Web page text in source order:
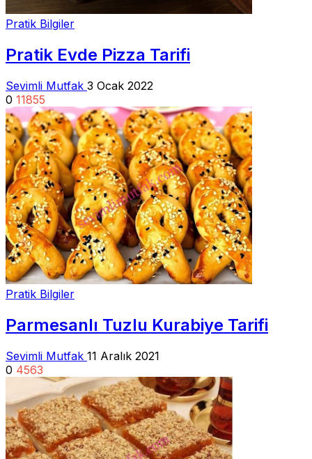
Pratik Bilgiler
Pratik Evde Pizza Tarifi
Sevimli Mutfak 3 Ocak 2022
0 11855
Pratik Bilgiler
Parmesanlı Tuzlu Kurabiye Tarifi
Sevimli Mutfak 11 Aralık 2021
0 4563